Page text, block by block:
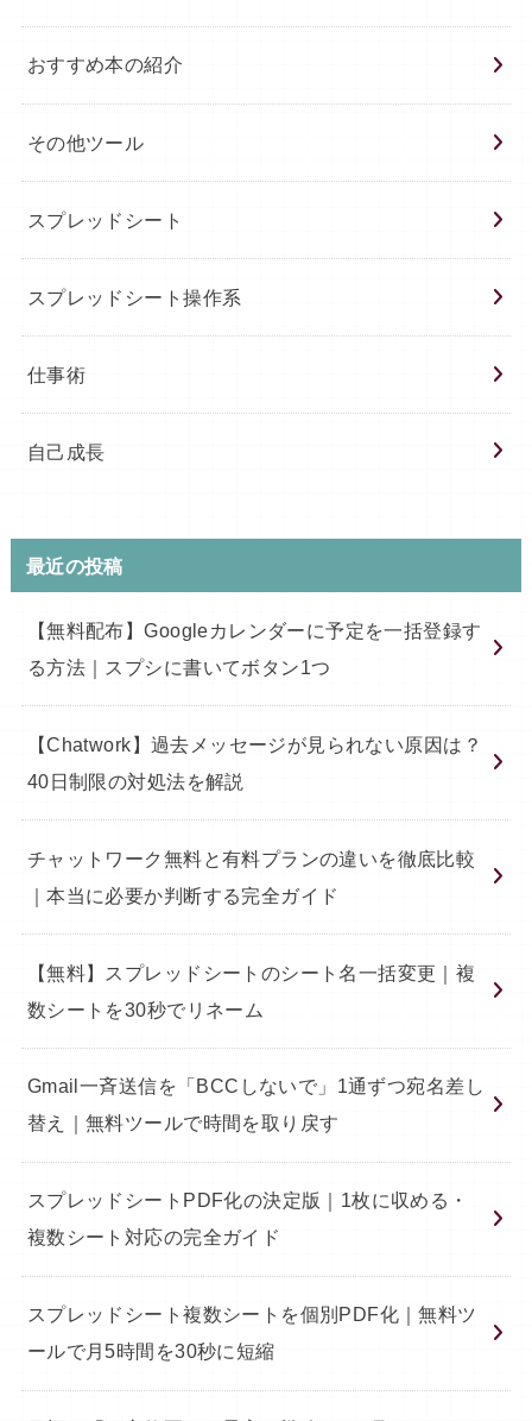
おすすめ本の紹介
その他ツール
スプレッドシート
スプレッドシート操作系
仕事術
自己成長
最近の投稿
【無料配布】Googleカレンダーに予定を一括登録す
る方法｜スプシに書いてボタン1つ
【Chatwork】過去メッセージが見られない原因は？
40日制限の対処法を解説
チャットワーク無料と有料プランの違いを徹底比較
｜本当に必要か判断する完全ガイド
【無料】スプレッドシートのシート名一括変更｜複
数シートを30秒でリネーム
Gmail一斉送信を「BCCしないで」1通ずつ宛名差し
替え｜無料ツールで時間を取り戻す
スプレッドシートPDF化の決定版｜1枚に収める・
複数シート対応の完全ガイド
スプレッドシート複数シートを個別PDF化｜無料ツ
ールで月5時間を30秒に短縮